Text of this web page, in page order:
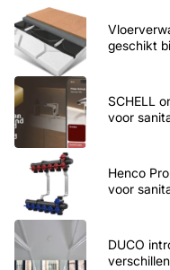
geschikt
SCHELL
voor
Henco
voor
DUCO